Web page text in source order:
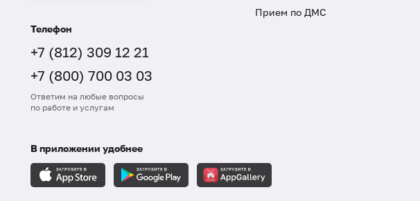
Телефон
+7 (812) 309 12 21
+7 (800) 700 03 03
Ответим на любые вопросы
по работе и услугам
Прием по ДМС
В приложении удобнее